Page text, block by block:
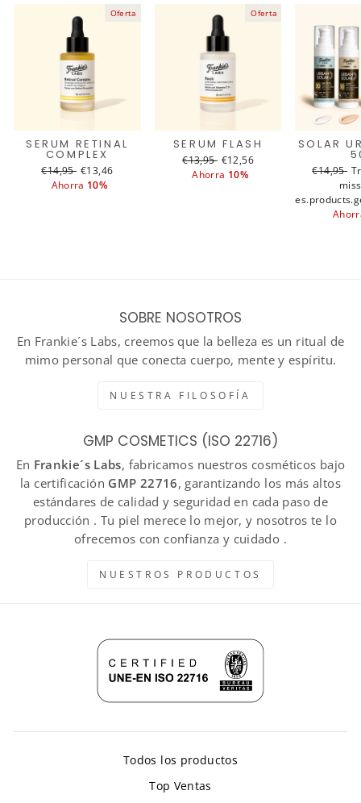
Oferta
SERUM RETINAL
COMPLEX
Translation
missing:
€14,95 Translation
missing:
€13,46
Ahorra 10%
Oferta
SERUM FLASH
Translation
missing:
es.products.general.regular_price
€13,95 Translation
missing:
€12,56
Ahorra 10%
SOLAR
missing:
€14,95
SOBRE NOSOTROS
En Frankie´s Labs, creemos que la belleza es un ritual de
mimo personal que conecta cuerpo, mente y espíritu.
NUESTRA FILOSOFÍA
GMP COSMETICS (ISO 22716)
En Frankie´s Labs, fabricamos nuestros cosméticos bajo
la certificación GMP 22716, garantizando los más altos
estándares de calidad y seguridad en cada paso de
producción . Tu piel merece lo mejor, y nosotros te lo
ofrecemos con confianza y cuidado .
NUESTROS PRODUCTOS
Todos los productos
Top Ventas